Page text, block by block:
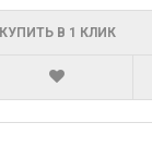
КУПИТЬ В 1 КЛИК